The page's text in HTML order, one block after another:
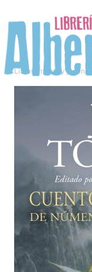
Libros Infantil y juvenil